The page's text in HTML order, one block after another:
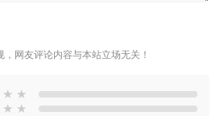
网友评论内容与本站立场无关！
★ ★
★ ★